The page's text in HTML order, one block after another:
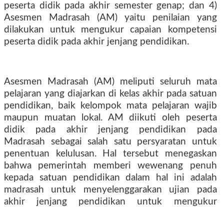
peserta didik pada akhir semester genap; dan 4)
Asesmen Madrasah (AM) yaitu penilaian yang
dilakukan untuk mengukur capaian kompetensi
peserta didik pada akhir jenjang pendidikan.
Asesmen Madrasah (AM) meliputi seluruh mata
pelajaran yang diajarkan di kelas akhir pada satuan
pendidikan, baik kelompok mata pelajaran wajib
maupun muatan lokal. AM diikuti oleh peserta
didik pada akhir jenjang pendidikan pada
Madrasah sebagai salah satu persyaratan untuk
penentuan kelulusan. Hal tersebut menegaskan
bahwa pemerintah memberi wewenang penuh
kepada satuan pendidikan dalam hal ini adalah
madrasah untuk menyelenggarakan ujian pada
akhir jenjang pendidikan untuk mengukur